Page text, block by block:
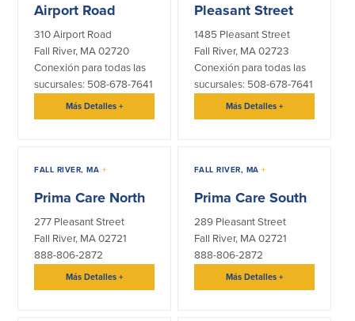
Comunitaria
Comunitaria
Ley de reinversión comunitaria
Programas educativos
Get on the Bus
Donaciones y
Preguntas frecuentes
Airport Road
310 Airport Road
Fall River, MA 02720
Conexión para todas las
sucursales: 508-678-7641
Más Detalles+
Pleasant Street
1485 Pleasant Street
Fall River, MA 02723
Conexión para todas las
sucursales: 508-678-7641
Más Detalles +
FALL RIVER, MA +
Prima Care North
277 Pleasant Street
Fall River, MA 02721
888-806-2872
Más Detalles+
FALL RIVER, MA+
Prima Care South
289 Pleasant Street
Fall River, MA 02721
888-806-2872
Más Detalles +